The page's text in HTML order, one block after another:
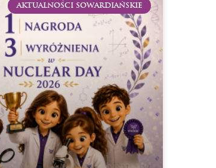
AKTUALNOŚCI SOWARDIAŃSKIE